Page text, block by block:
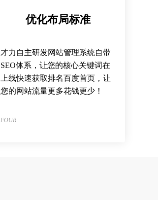
优化布局标准
才力自主研发网站管理系统自带
SEO体系，让您的核心关键词在
上线快速获取排名百度首页，让
您的网站流量更多花钱更少！
FOUR